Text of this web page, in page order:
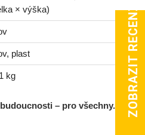
× výška)
plast
kg
– pro všechny.